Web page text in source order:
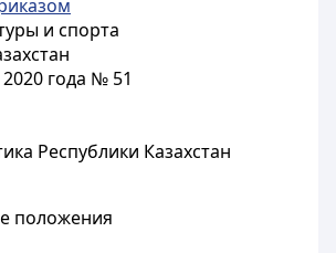
и спорта
года № 51
Республики Казахстан
положения